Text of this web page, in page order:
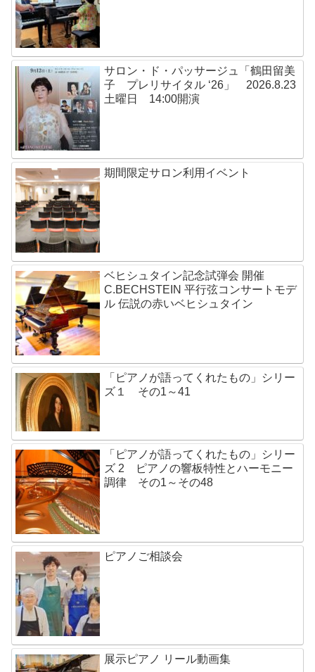
サロン・ド・パッサージュ「鶴田留美
子 プレリサイタル ‘26」 2026.8.23
土曜日 14:00開演
期間限定サロン利用イベント
ベヒシュタイン記念試弾会 開催
C.BECHSTEIN 平行弦コンサートモデ
ル 伝説の赤いベヒシュタイン
「ピアノが語ってくれたもの」シリー
ズ１ その1～41
「ピアノが語ってくれたもの」シリー
ズ 2 ピアノの響板特性とハーモニー
調律 その1～その48
ピアノご相談会
展示ピアノ リール動画集